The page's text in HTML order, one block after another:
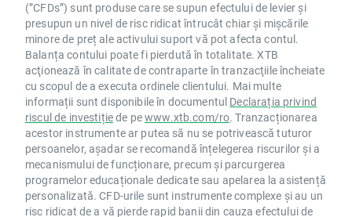
(”CFDs”) sunt produse care se supun efectului de levier și
presupun un nivel de risc ridicat întrucât chiar și mișcările
minore de preț ale activului suport vă pot afecta contul.
Balanța contului poate fi pierdută în totalitate. XTB
acţionează în calitate de contraparte în tranzacţiile încheiate
cu scopul de a executa ordinele clientului. Mai multe
informații sunt disponibile în documentul Declarația privind
riscul de investițiede pewww.xtb.com/ro. Tranzacționarea
acestor instrumente ar putea să nu se potrivească tuturor
persoanelor, așadar se recomandă înțelegerea riscurilor și a
mecanismului de funcționare, precum și parcurgerea
programelor educaționale dedicate sau apelarea la asistență
personalizată. CFD-urile sunt instrumente complexe și au un
risc ridicat de a vă pierde rapid banii din cauza efectului de